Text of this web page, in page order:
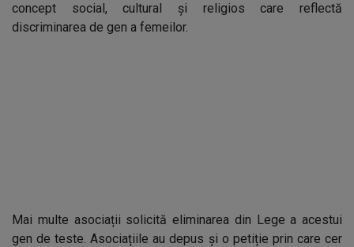
concept social, cultural și religios care reflectă
discriminarea de gen a femeilor.
Mai multe asociații solicită eliminarea din Lege a acestui
gen de teste. Asociațiile au depus și o petiție prin care cer